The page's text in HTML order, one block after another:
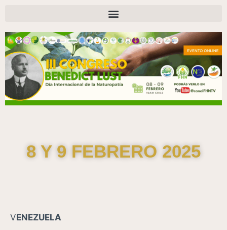
8 Y 9 FEBRERO 2025
VENEZUELA